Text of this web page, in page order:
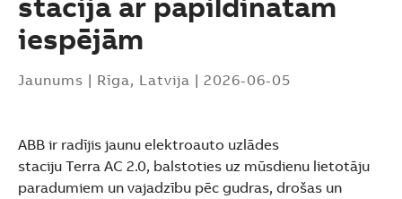
iespējām
Jaunums | Rīga, Latvija | 2026-06-05
ABB ir radījis jaunu elektroauto uzlādes
staciju Terra AC 2.0, balstoties uz mūsdienu lietotāju
paradumiem un vajadzību pēc gudras, drošas un